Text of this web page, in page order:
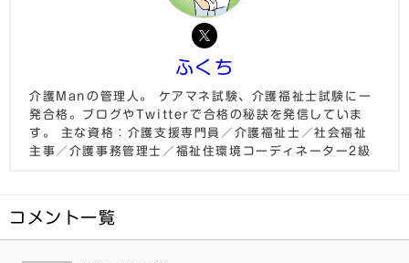
ふくち
介護Manの管理人。 ケアマネ試験、介護福祉士試験に一
発合格。ブログやTwitterで合格の秘訣を発信していま
す。 主な資格：介護支援専門員／介護福祉士／社会福祉
主事／介護事務管理士／福祉住環境コーディネーター2級
コメント一覧